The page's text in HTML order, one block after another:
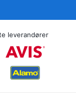
leverandører